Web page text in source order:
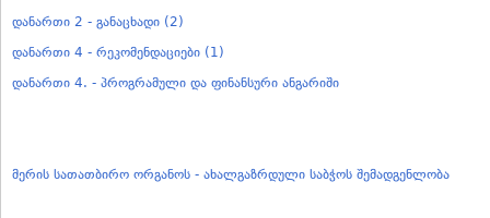
დანართი 2 - განაცხადი (2)
დანართი 4 - რეკომენდაციები (1)
დანართი 4. - პროგრამული და ფინანსური ანგარიში
მერის სათათბირო ორგანოს - ახალგაზრდული საბჭოს შემადგენლობა